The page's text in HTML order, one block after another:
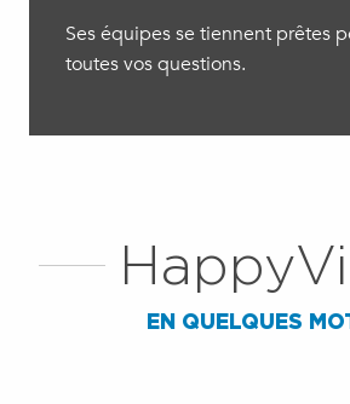
Ses équipes se tiennent prêtes
toutes vos questions.
EN QUELQUES